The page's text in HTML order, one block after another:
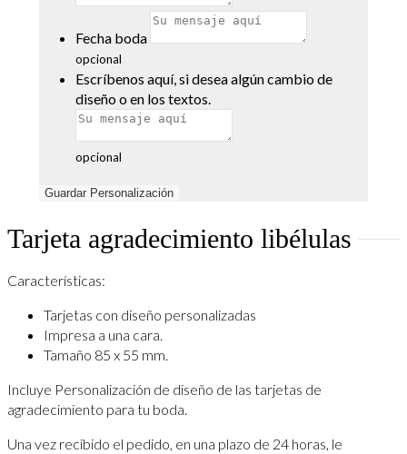
Fecha boda
opcional
Escríbenos aquí, si desea algún cambio de
diseño o en los textos.
opcional
Guardar Personalización
Tarjeta agradecimiento libélulas
Características:
Tarjetas con diseño personalizadas
Impresa a una cara.
Tamaño 85 x 55 mm.
Incluye Personalización de diseño de las tarjetas de
agradecimiento para tu boda.
Una vez recibido el pedido, en una plazo de 24 horas, le